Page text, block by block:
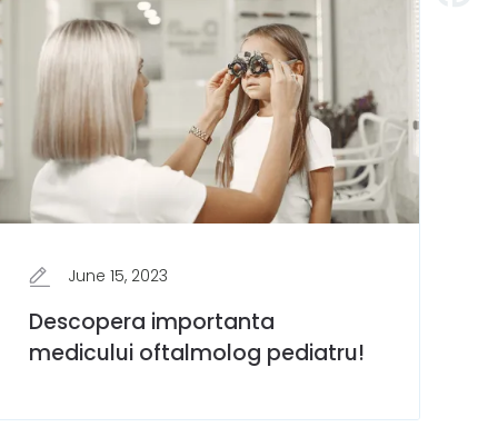
June 15, 2023
Descopera importanta
medicului oftalmolog pediatru!